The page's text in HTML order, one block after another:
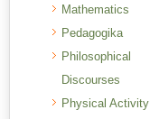
Mathematics
Pedagogika
Philosophical
Discourses
Physical Activity